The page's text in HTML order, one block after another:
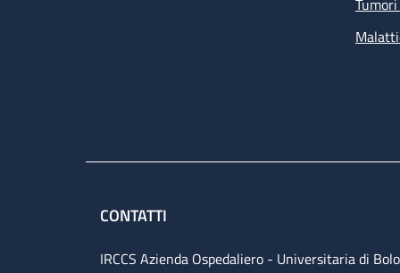
CONTATTI
IRCCS Azienda Ospedaliero - Universitaria di